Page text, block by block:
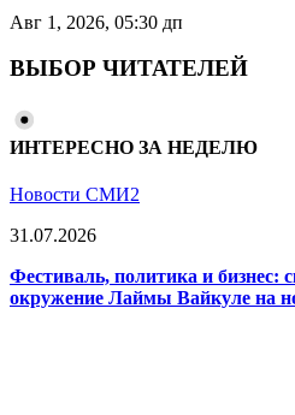
Авг 1, 2026, 05:30 дп
ВЫБОР ЧИТАТЕЛЕЙ
ИНТЕРЕСНО ЗА НЕДЕЛЮ
Новости СМИ2
31.07.2026
Фестиваль, политика и бизнес:
окружение Лаймы Вайкуле на